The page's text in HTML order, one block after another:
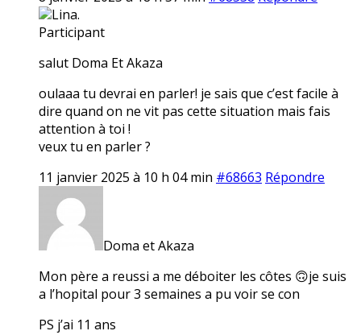
Lina.
Participant
salut Doma Et Akaza
oulaaa tu devrai en parler! je sais que c’est facile à
dire quand on ne vit pas cette situation mais fais
attention à toi !
veux tu en parler ?
11 janvier 2025 à 10 h 04 min #68663 Répondre
Doma et Akaza
Mon père a reussi a me déboiter les côtes 🙃je suis
a l’hopital pour 3 semaines a pu voir se con
PS j’ai 11 ans